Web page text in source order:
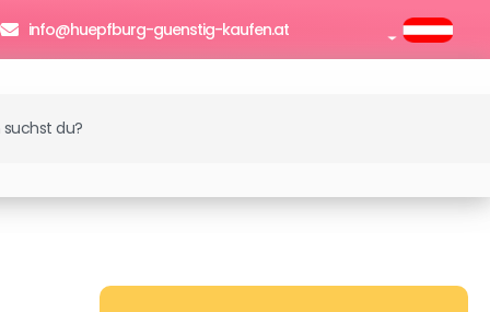
info@huepfburg-guenstig-kaufen.at